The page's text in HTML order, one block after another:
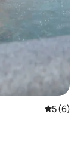
レビュー
5 (6)